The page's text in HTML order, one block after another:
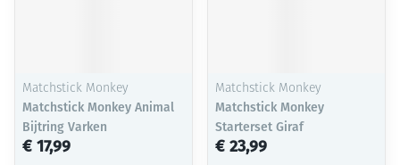
Matchstick Monkey
Matchstick Monkey Animal
Bijtring Varken
€ 17,99
Matchstick Monkey
Matchstick Monkey
Starterset Giraf
€ 23,99